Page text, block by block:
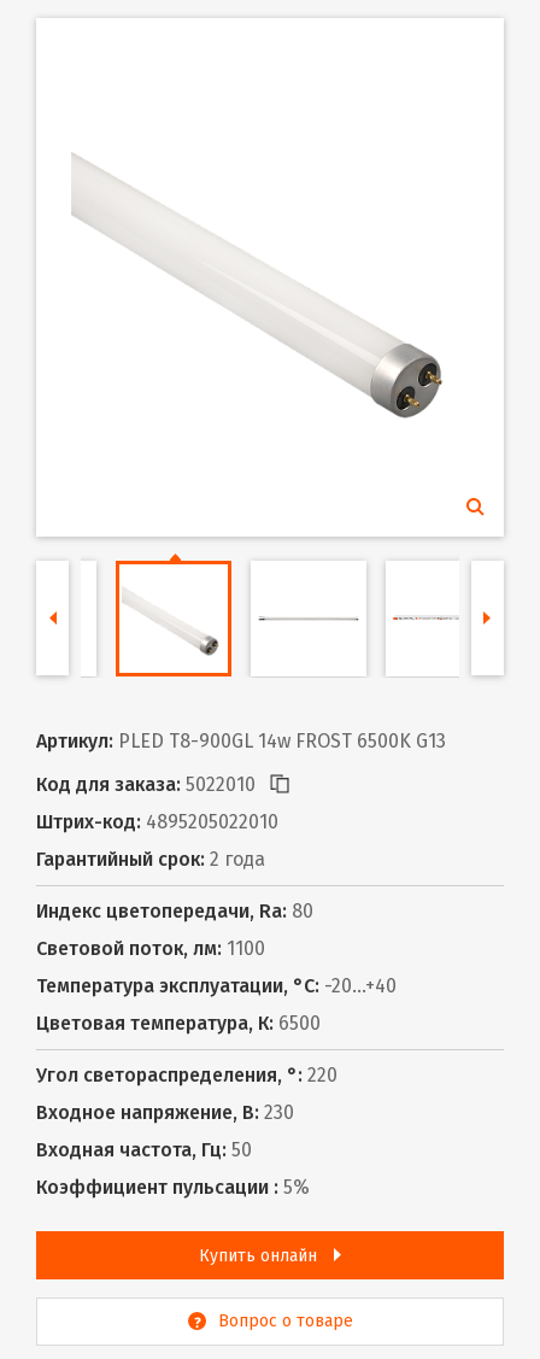
Артикул: PLED T8-900GL 14w FROST 6500K G13
Код для заказа: 5022010
Штрих-код: 4895205022010
Гарантийный срок: 2 года
Индекс цветопередачи, Ra: 80
Световой поток, лм: 1100
Температура эксплуатации, °С: -20...+40
Цветовая температура, К: 6500
Угол светораспределения, °: 220
Входное напряжение, В: 230
Входная частота, Гц: 50
Коэффициент пульсации : 5%
Купить онлайн
Вопрос о товаре